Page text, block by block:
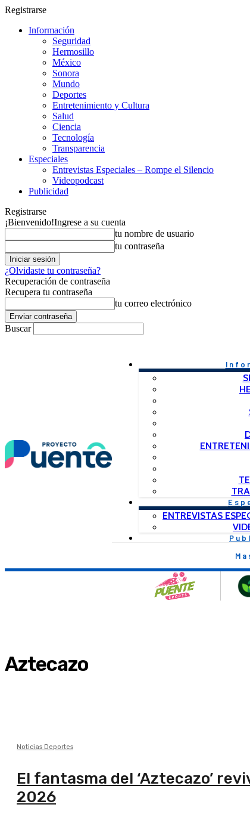
Registrarse
Información
Seguridad
Hermosillo
México
Sonora
Mundo
Deportes
Entretenimiento y Cultura
Salud
Ciencia
Tecnología
Transparencia
Especiales
Entrevistas Especiales – Rompe el Silencio
Videopodcast
Publicidad
Registrarse
¡Bienvenido!Ingrese a su cuenta
tu nombre de usuario
tu contraseña
¿Olvidaste tu contraseña?
Recuperación de contraseña
Recupera tu contraseña
tu correo electrónico
Buscar
ENTREVISTAS
Aztecazo
Noticias Deportes
El fantasma del ‘Aztecazo’
2026